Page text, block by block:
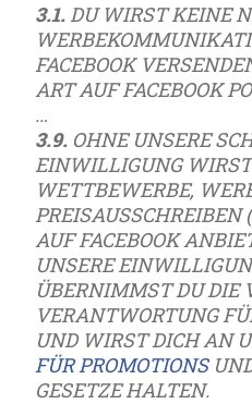
3.1. DU WIRST KEINE
FACEBOOK
ART AUF FACEBOOK
…
3.9. OHNE UNSERE
EINWILLIGUNG
WETTBEWERBE,
PREISAUSSCHREIBEN
AUF FACEBOOK
UNSERE
ÜBERNIMMST DU DIE
VERANTWORTUNG
UND WIRST DICH AN
FÜR PROMOTIONS
GESETZE HALTEN.